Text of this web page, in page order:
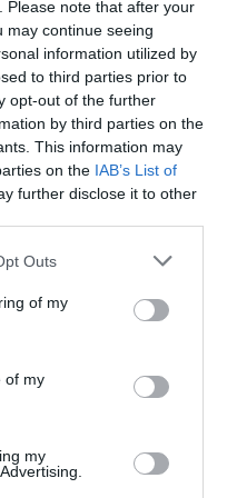
Please note that after your
may continue seeing
information utilized by
to third parties prior to
opt-out of the further
by third parties on the
This information may
on the IAB’s List of
further disclose it to other
Outs
of my
of my
my
ένα παντρεμένο
να αναφέρει:
ξεχασμένη
παλεύει να